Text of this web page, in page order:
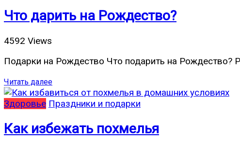
Что дарить на Рождество?
4592 Views
Подарки на Рождество Что подарить на Рождество?
Читать далее
Здоровье Праздники и подарки
Как избежать похмелья